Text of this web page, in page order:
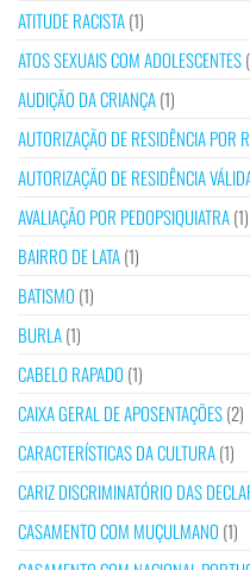
ATITUDE RACISTA(1)
ATOS SEXUAIS COM ADOLESCENTES
AUDIÇÃO DA CRIANÇA(1)
AUTORIZAÇÃO DE RESIDÊNCIA POR
AUTORIZAÇÃO DE RESIDÊNCIA
AVALIAÇÃO POR PEDOPSIQUIATRA(1)
BAIRRO DE LATA(1)
BATISMO (1)
BURLA(1)
CABELO RAPADO (1)
CAIXA GERAL DE APOSENTAÇÕES(2)
CARACTERÍSTICAS DA CULTURA(1)
CARIZ DISCRIMINATÓRIO DAS
CASAMENTO COM MUÇULMANO (1)